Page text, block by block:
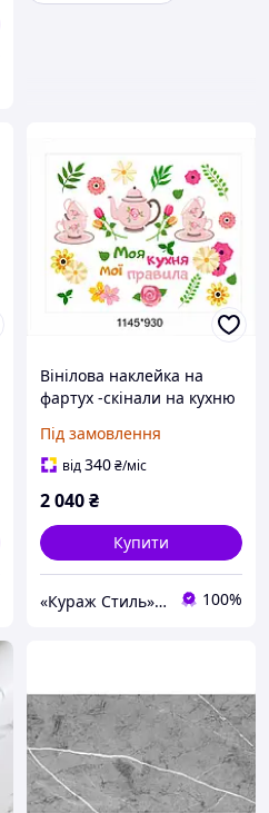
Вінілова наклейка на
фартух -скінали на кухню
Під замовлення
від340₴/міс
2 040₴
Купити
«Кураж Стиль» - наклейки для школи, нуш та дитячих садків, термонаклейки на одяг, таблички Брайля 100%